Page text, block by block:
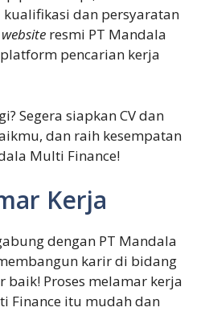
kualifikasi dan persyaratan
website resmi PT Mandala
pencarian kerja
Segera siapkan CV dan
dan raih kesempatan
Multi Finance!
Kerja
dengan PT Mandala
karir di bidang
baik! Proses melamar kerja
Finance itu mudah dan